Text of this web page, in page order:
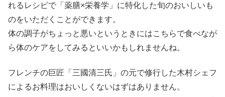
れるレシピで「薬膳×栄養学」に特化した旬のおいしいも
のをいただくことができます。
体の調子がちょっと悪いというときにはこちらで食べなが
ら体のケアをしてみるといいかもしれませんね。
フレンチの巨匠「三國清三氏」の元で修行した木村シェフ
によるお料理はおいしくないはずはありません。